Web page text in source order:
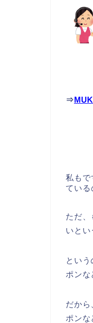
⇒
私もで
ている
ただ
いとい
とい
ポンな
だか
ポンな